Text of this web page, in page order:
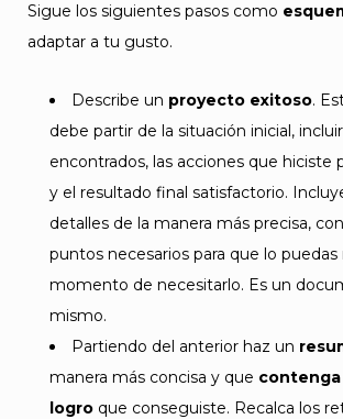
Sigue los siguientes pasos como
adaptar a tu gusto.
Describe un proyecto exitoso.
debe partir de la situación inicial,
encontrados, las acciones que hiciste
y el resultado final satisfactorio.
detalles de la manera más precisa,
puntos necesarios para que lo puedas
momento de necesitarlo. Es un
mismo.
Partiendo del anterior haz un
manera más concisa y que
logro que conseguiste. Recalca los